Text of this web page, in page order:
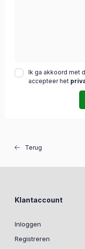
Ik ga akkoord met
accepteer het
Terug
Klantaccount
Inloggen
Registreren